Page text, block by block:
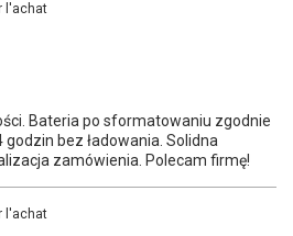
l'achat
Bateria po sformatowaniu zgodnie
bez ładowania. Solidna
zamówienia. Polecam firmę!
l'achat